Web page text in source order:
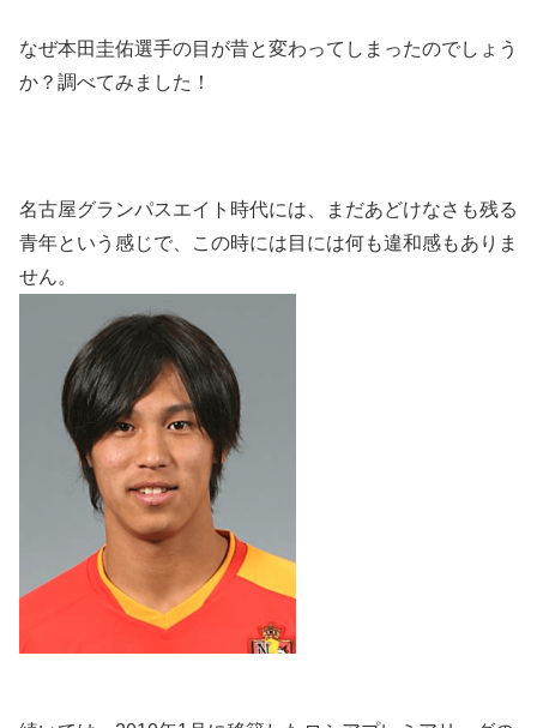
なぜ本田圭佑選手の目が昔と変わってしまったのでしょう
か？調べてみました！
名古屋グランパスエイト時代には、まだあどけなさも残る
青年という感じで、この時には目には何も違和感もありま
せん。